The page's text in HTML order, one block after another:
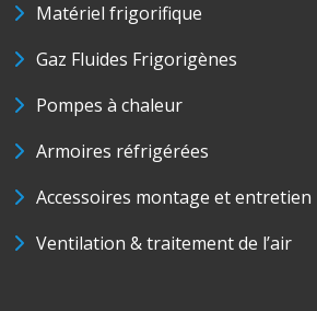
Matériel frigorifique
Gaz Fluides Frigorigènes
Pompes à chaleur
Armoires réfrigérées
Accessoires montage et entretien
Ventilation & traitement de l’air